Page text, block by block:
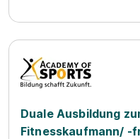
Duale Ausbildung
Fitnesskaufmann/ -